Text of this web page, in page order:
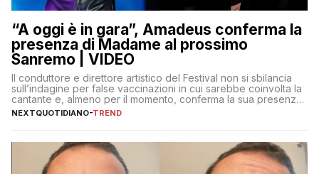
“A oggi è in gara”, Amadeus conferma la
presenza di Madame al prossimo
Sanremo | VIDEO
Il conduttore e direttore artistico del Festival non si sbilancia
sull’indagine per false vaccinazioni in cui sarebbe coinvolta la
cantante e, almeno per il momento, conferma la sua presenza
sul palco dell’Ariston
NEXTQUOTIDIANO-TREND